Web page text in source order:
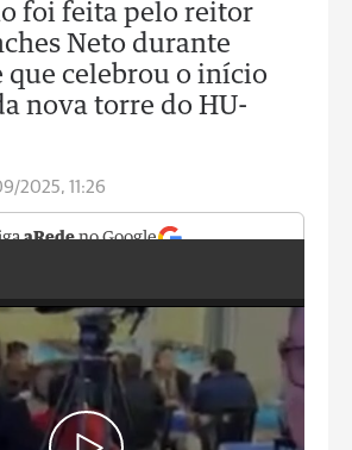
foi feita pelo reitor
Neto durante
que celebrou o início
nova torre do HU-
2025, 11:26
aRedeno Google